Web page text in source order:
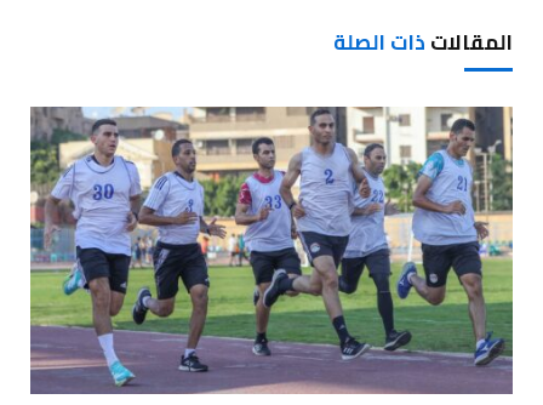
المقالاتذات الصلة